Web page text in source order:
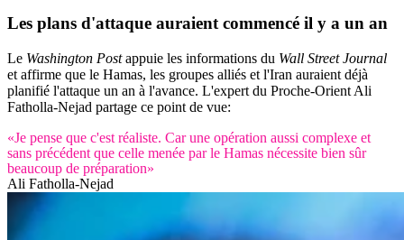
Les plans d'attaque auraient commencé il y a un an
Le Washington Postappuie les informations du Wall Street Journal
et affirme que le Hamas, les groupes alliés et l'Iran auraient déjà
planifié l'attaque un an à l'avance. L'expert du Proche-Orient Ali
Fatholla-Nejad partage ce point de vue:
«Je pense que c'est réaliste. Car une opération aussi complexe et
sans précédent que celle menée par le Hamas nécessite bien sûr
beaucoup de préparation»
Ali Fatholla-Nejad